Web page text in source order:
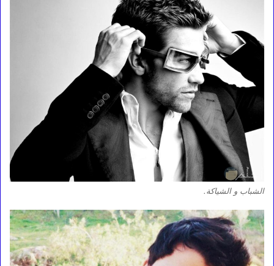
الشباب و الشياكة.